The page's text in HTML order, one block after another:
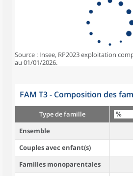
Source : Insee, RP2023 exploitation
au 01/01/2026.
FAM T3 - Composition des
Type de famille
Ensemble
Couples avec enfant(s)
Familles monoparentales